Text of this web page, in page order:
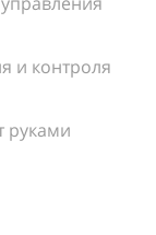
и контроля
руками